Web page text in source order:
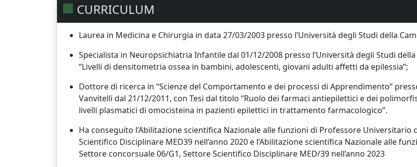
CURRICULUM
Laurea in Medicina e Chirurgia in data 27/03/2003 presso l’Università degli Studi della
Specialista in Neuropsichiatria Infantile dal 01/12/2008 presso l’Università degli Studi
“Livelli di densitometria ossea in bambini, adolescenti, giovani adulti affetti da epilessia”;
Dottore di ricerca in “Scienze del Comportamento e dei processi di Apprendimento”
Vanvitelli dal 21/12/2011, con Tesi dal titolo “Ruolo dei farmaci antiepilettici e dei
livelli plasmatici di omocisteina in pazienti epilettici in trattamento farmacologico”.
Ha conseguito l’Abilitazione scientifica Nazionale alle funzioni di Professore Universitario
Scientifico Disciplinare MED39 nell’anno 2020 e l’Abilitazione scientifica Nazionale alle
Settore concorsuale 06/G1, Settore Scientifico Disciplinare MED/39 nell’anno 2023